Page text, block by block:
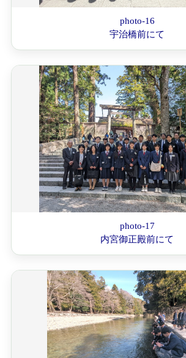
photo-16
宇治橋前にて
photo-17
内宮御正殿前にて